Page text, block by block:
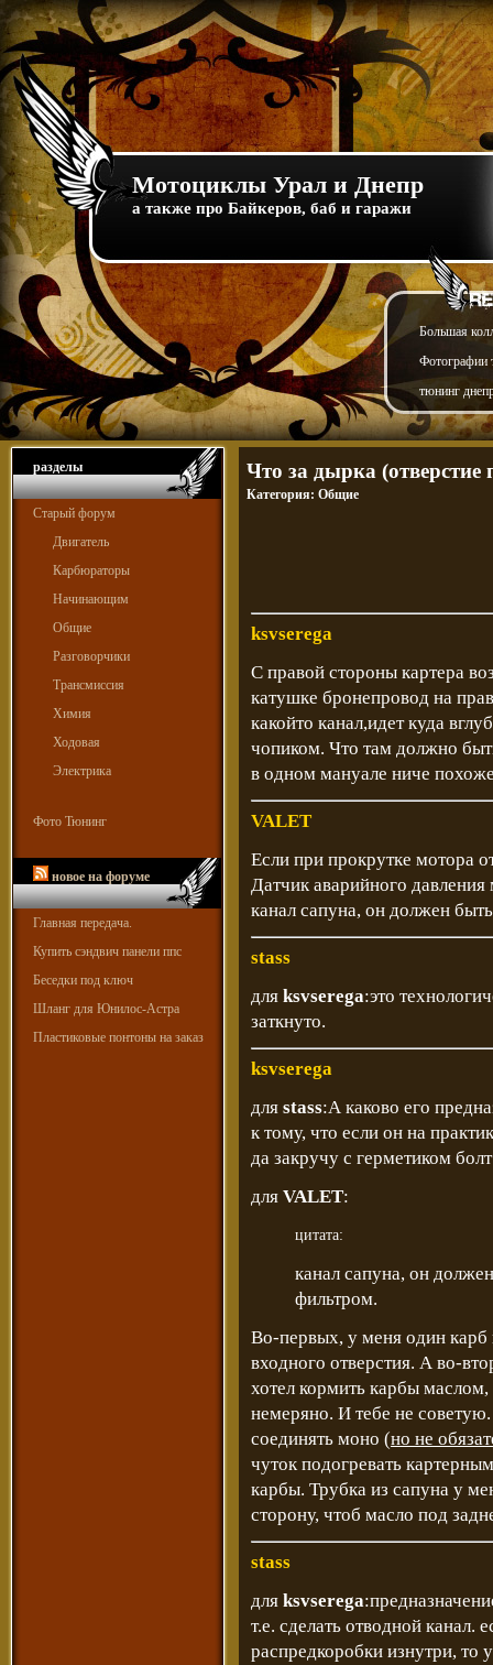
Мотоциклы Урал и Днепр
а также про Байкеров, баб и гаражи
Большая
Фотографии
тюнинг
разделы
Старый форум
Двигатель
Карбюраторы
Начинающим
Общие
Разговорчики
Трансмиссия
Химия
Ходовая
Электрика
Фото Тюнинг
новое на форуме
Главная передача.
Купить сэндвич панели ппс
Беседки под ключ
Шланг для Юнилос-Астра
Пластиковые понтоны на заказ
Что за дырка (отверстие
Категория: Общие
ksvserega
С правой стороны картера
катушке бронепровод на
какойто канал,идет куда
чопиком. Что там должно
в одном мануале ниче
VALET
Если при прокрутке мотора
Датчик аварийного давления
канал сапуна, он должен
stass
для ksvserega:это
заткнуто.
ksvserega
для stass:А каково его
к тому, что если он на
да закручу с герметиком
для VALET:
цитата:
канал сапуна, он
фильтром.
Во-первых, у меня один карб
входного отверстия. А во-
хотел кормить карбы
немеряно. И тебе не
соединять моно (но не
чуток подогревать
карбы. Трубка из сапуна у
сторону, чтоб масло под
stass
для ksvserega
т.е. сделать отводной
распредкоробки изнутри, то